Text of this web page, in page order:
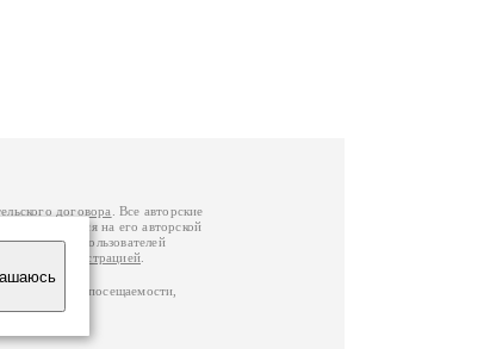
договора
. Все авторские
обратиться на его авторской
. Данные пользователей
с администрацией
счетчика посещаемости,